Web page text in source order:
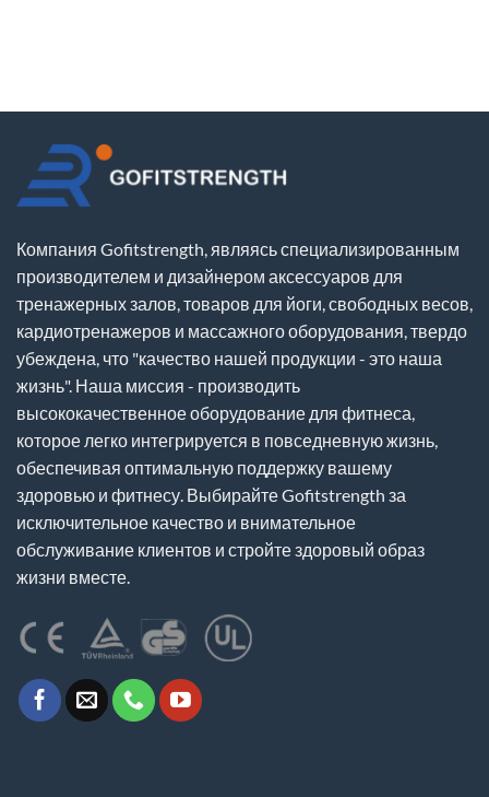
Компания Gofitstrength, являясь специализированным
производителем и дизайнером аксессуаров для
тренажерных залов, товаров для йоги, свободных весов,
кардиотренажеров и массажного оборудования, твердо
убеждена, что "качество нашей продукции - это наша
жизнь". Наша миссия - производить
высококачественное оборудование для фитнеса,
которое легко интегрируется в повседневную жизнь,
обеспечивая оптимальную поддержку вашему
здоровью и фитнесу. Выбирайте Gofitstrength за
исключительное качество и внимательное
обслуживание клиентов и стройте здоровый образ
жизни вместе.